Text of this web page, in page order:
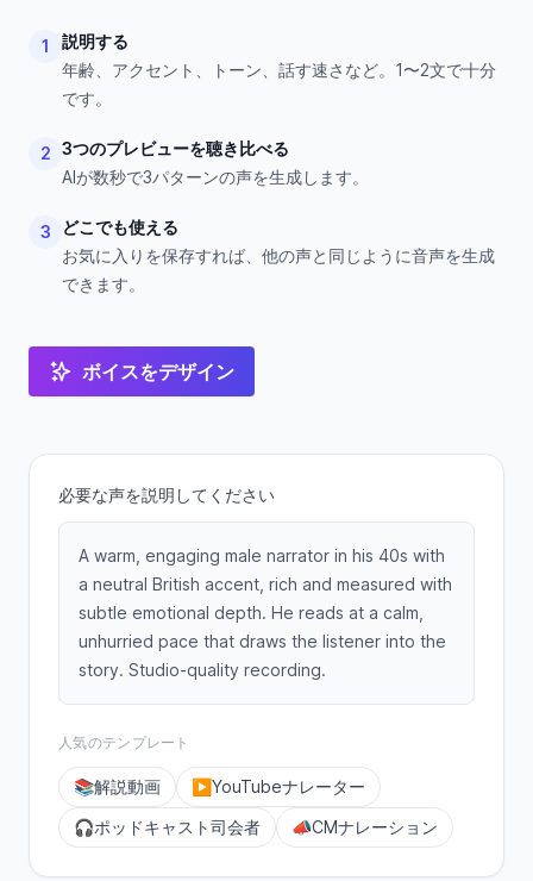
1
説明する
年齢、アクセント、トーン、話す速さなど。1〜2文で十分
です。
2 3つのプレビューを聴き比べる
AIが数秒で3パターンの声を生成します。
3
どこでも使える
お気に入りを保存すれば、他の声と同じように音声を生成
できます。
ボイスをデザイン
必要な声を説明してください
A warm, engaging male narrator in his 40s with
a neutral British accent, rich and measured with
subtle emotional depth. He reads at a calm,
unhurried pace that draws the listener into the
story. Studio-quality recording.
人気のテンプレート
📚解説動画 ▶️ YouTubeナレーター
🎧ポッドキャスト司会者 📣CMナレーション